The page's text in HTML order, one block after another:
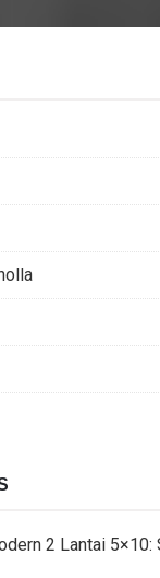
2 Lantai 5×10: